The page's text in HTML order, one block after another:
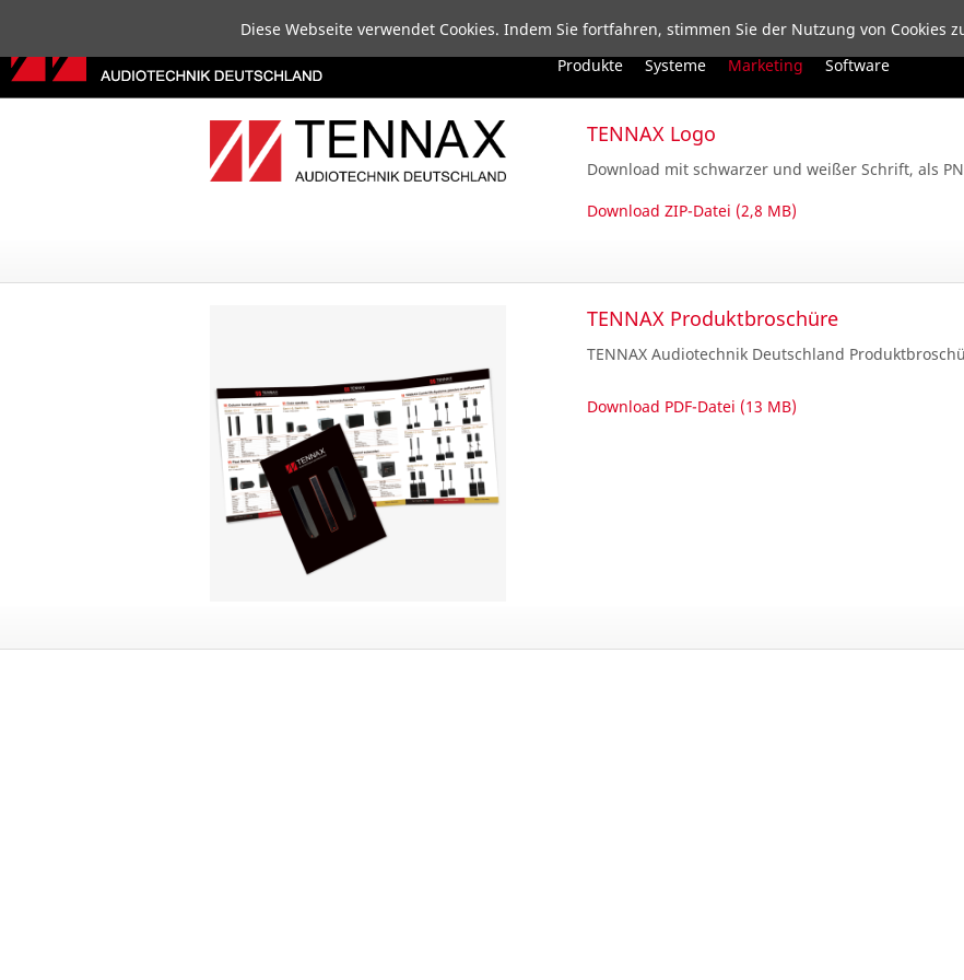
Navigation
News Produkte Unternehmen Service Downloads
Navigation
Produkte Systeme Marketing Software
TENNAX Logo
Download mit schwarzer und weißer Schrift, als
Download ZIP-Datei (2,8 MB)
TENNAX Produktbroschüre
TENNAX Audiotechnik Deutschland
Download PDF-Datei (13 MB)
Diese Webseite verwendet Cookies. Indem Sie fortfahren, stimmen Sie der Nutzung von Cookies